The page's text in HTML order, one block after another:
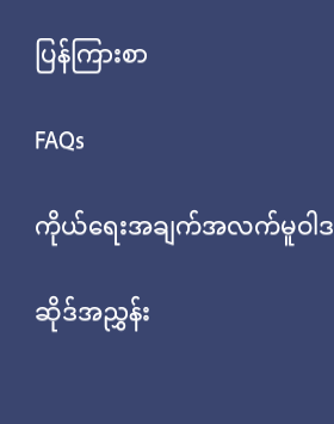
ပြန်ကြားစာ
FAQs
ကိုယ်ရေးအချက်အလက်မူဝါဒ
ဆိုဒ်အညွှန်း